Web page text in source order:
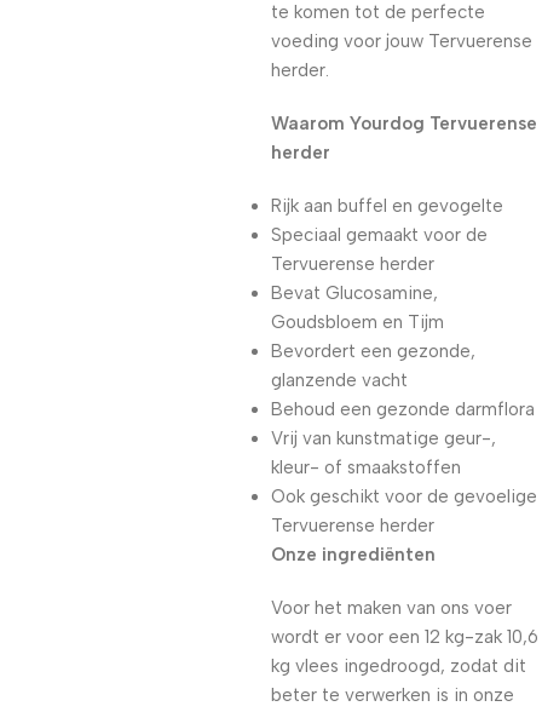
te komen tot de perfecte
voeding voor jouw Tervuerense
herder.
Waarom Yourdog Tervuerense
herder
Rijk aan buffel en gevogelte
Speciaal gemaakt voor de
Tervuerense herder
Bevat Glucosamine,
Goudsbloem en Tijm
Bevordert een gezonde,
glanzende vacht
Behoud een gezonde darmflora
Vrij van kunstmatige geur-,
kleur- of smaakstoffen
Ook geschikt voor de gevoelige
Tervuerense herder
Onze ingrediënten
Voor het maken van ons voer
wordt er voor een 12 kg-zak 10,6
kg vlees ingedroogd, zodat dit
beter te verwerken is in onze